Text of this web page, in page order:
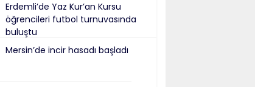
Erdemli’de Yaz Kur’an Kursu
öğrencileri futbol turnuvasında
buluştu
Mersin’de incir hasadı başladı